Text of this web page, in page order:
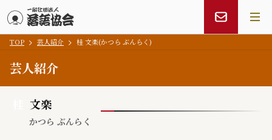
TOP 芸人紹介 桂 文楽(かつら ぶんらく)
芸人紹介
文楽
かつら ぶんらく